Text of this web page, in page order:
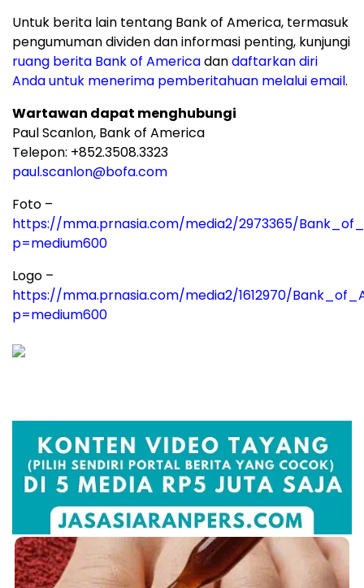
Untuk berita lain tentang Bank of America, termasuk
pengumuman dividen dan informasi penting, kunjungi
ruang berita Bank of Americadandaftarkan diri
Anda untuk menerima pemberitahuan melalui email.
Wartawan dapat menghubungi
Paul Scanlon, Bank of America
Telepon: +852.3508.3323
paul.scanlon@bofa.com
Foto –
https://mma.prnasia.com/media2/2973365/
p=medium600
Logo –
https://mma.prnasia.com/media2/1612970/
p=medium600